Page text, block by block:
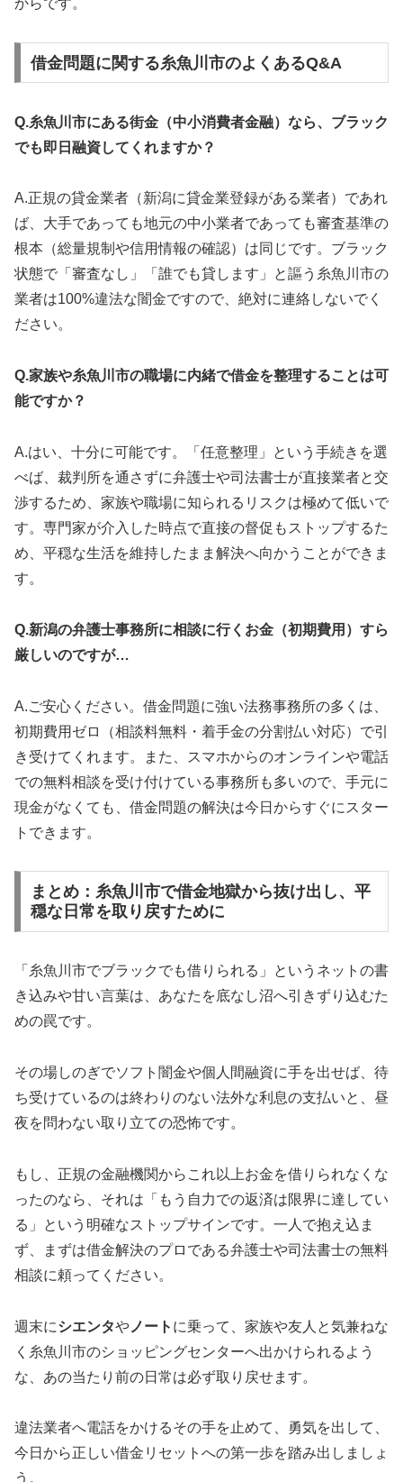
からです。
借金問題に関する糸魚川市のよくあるQ&A
Q.糸魚川市にある街金（中小消費者金融）なら、ブラック
でも即日融資してくれますか？
A.正規の貸金業者（新潟に貸金業登録がある業者）であれ
ば、大手であっても地元の中小業者であっても審査基準の
根本（総量規制や信用情報の確認）は同じです。ブラック
状態で「審査なし」「誰でも貸します」と謳う糸魚川市の
業者は100%違法な闇金ですので、絶対に連絡しないでく
ださい。
Q.家族や糸魚川市の職場に内緒で借金を整理することは可
能ですか？
A.はい、十分に可能です。「任意整理」という手続きを選
べば、裁判所を通さずに弁護士や司法書士が直接業者と交
渉するため、家族や職場に知られるリスクは極めて低いで
す。専門家が介入した時点で直接の督促もストップするた
め、平穏な生活を維持したまま解決へ向かうことができま
す。
Q.新潟の弁護士事務所に相談に行くお金（初期費用）すら
厳しいのですが…
A.ご安心ください。借金問題に強い法務事務所の多くは、
初期費用ゼロ（相談料無料・着手金の分割払い対応）で引
き受けてくれます。また、スマホからのオンラインや電話
での無料相談を受け付けている事務所も多いので、手元に
現金がなくても、借金問題の解決は今日からすぐにスター
トできます。
まとめ：糸魚川市で借金地獄から抜け出し、平
穏な日常を取り戻すために
「糸魚川市でブラックでも借りられる」というネットの書
き込みや甘い言葉は、あなたを底なし沼へ引きずり込むた
めの罠です。
その場しのぎでソフト闇金や個人間融資に手を出せば、待
ち受けているのは終わりのない法外な利息の支払いと、昼
夜を問わない取り立ての恐怖です。
もし、正規の金融機関からこれ以上お金を借りられなくな
ったのなら、それは「もう自力での返済は限界に達してい
る」という明確なストップサインです。一人で抱え込ま
ず、まずは借金解決のプロである弁護士や司法書士の無料
相談に頼ってください。
週末にシエンタや ノート に乗って、家族や友人と気兼ねな
く糸魚川市のショッピングセンターへ出かけられるよう
な、あの当たり前の日常は必ず取り戻せます。
違法業者へ電話をかけるその手を止めて、勇気を出して、
今日から正しい借金リセットへの第一歩を踏み出しましょ
う。